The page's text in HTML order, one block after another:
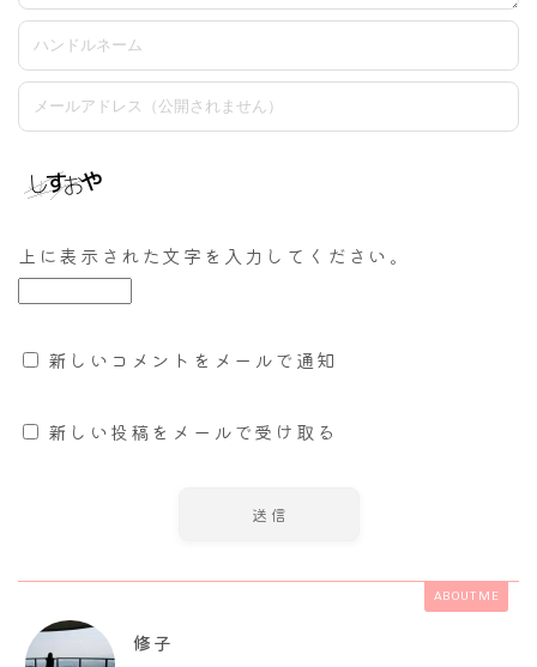
上に表示された文字を入力してください。
新しいコメントをメールで通知
新しい投稿をメールで受け取る
ABOUT ME
修子